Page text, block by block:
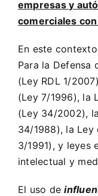
empresas y
comerciales
En este
Para la Defensa
(Ley RDL 1/
(Ley 7/1996), la
(Ley 34/2002),
34/1988), la Ley
3/1991), y leyes
intelectual y
El uso de